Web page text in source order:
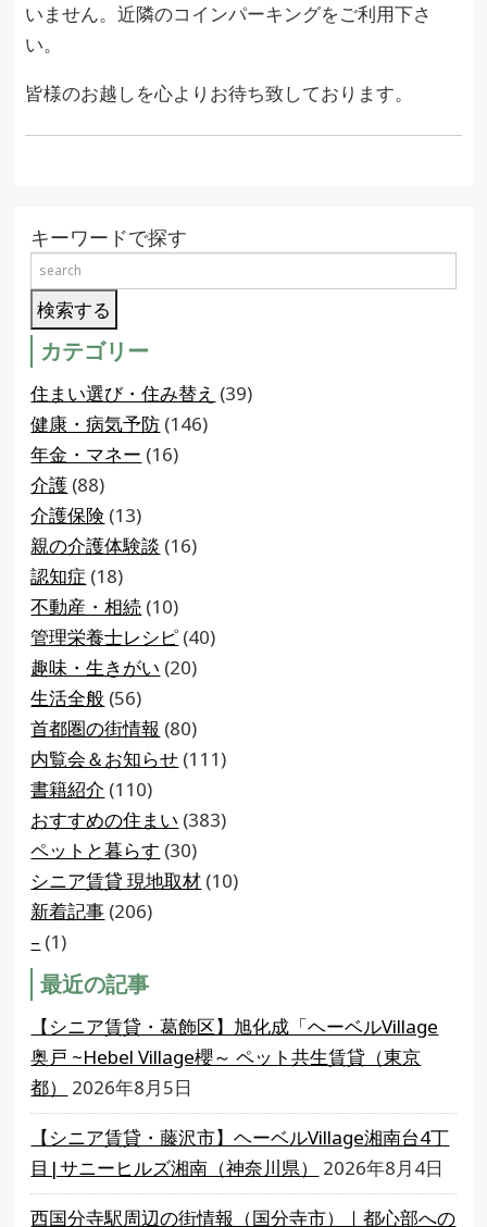
いません。近隣のコインパーキングをご利用下さ
い。
皆様のお越しを心よりお待ち致しております。
キーワードで探す
カテゴリー
住まい選び・住み替え (39)
健康・病気予防 (146)
年金・マネー (16)
介護 (88)
介護保険 (13)
親の介護体験談 (16)
認知症 (18)
不動産・相続 (10)
管理栄養士レシピ (40)
趣味・生きがい (20)
生活全般 (56)
首都圏の街情報 (80)
内覧会＆お知らせ (111)
書籍紹介 (110)
おすすめの住まい (383)
ペットと暮らす (30)
シニア賃貸 現地取材 (10)
新着記事 (206)
– (1)
最近の記事
【シニア賃貸・葛飾区】旭化成「ヘーベルVillage
奥戸 ~Hebel Village櫻～ ペット共生賃貸（東京
都）
2026年8月5日
【シニア賃貸・藤沢市】ヘーベルVillage湘南台4丁
目|サニーヒルズ湘南（神奈川県）
2026年8月4日
西国分寺駅周辺の街情報（国分寺市）｜都心部への